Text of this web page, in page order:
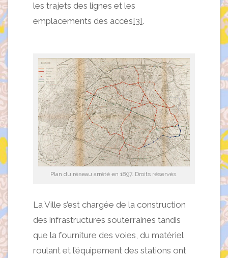
les trajets des lignes et les
emplacements des accès[3].
Plan du réseau arrêté en 1897. Droits réservés.
La Ville s’est chargée de la construction
des infrastructures souterraines tandis
que la fourniture des voies, du matériel
roulant et l’équipement des stations ont